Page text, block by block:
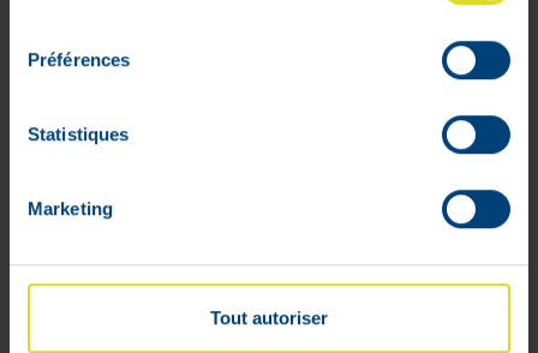
Préférences
Statistiques
Marketing
Tout autoriser
ONLY